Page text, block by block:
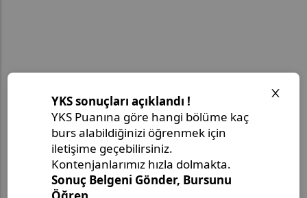
Opens in a new window
Opens in a new window
Opens in a new window
Opens in a new window